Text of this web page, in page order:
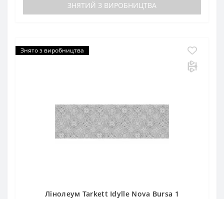
ЗНЯТИЙ З ВИРОБНИЦТВА
Знято з виробництва
Лінолеум Tarkett Idylle Nova Bursa 1